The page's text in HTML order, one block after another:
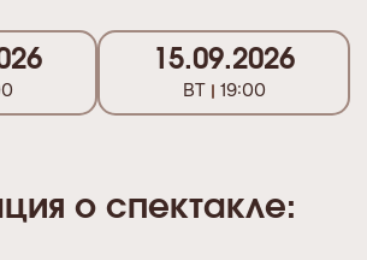
15.09.2026
ВТ 19:00
о спектакле: